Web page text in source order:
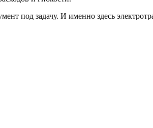
под задачу. И именно здесь